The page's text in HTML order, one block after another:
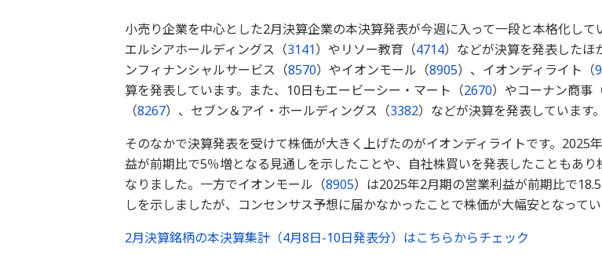
小売り企業を中心とした2月決算企業の本決算発表が今週に入って一段と本格化して
エルシアホールディングス（3141）やリソー教育（4714）などが決算を発表したほ
ンフィナンシャルサービス（8570）やイオンモール（8905）、イオンディライト（
算を発表しています。また、10日もエービーシー・マート（2670）やコーナン商事
（8267）、セブン＆アイ・ホールディングス（3382）などが決算を発表しています。
そのなかで決算発表を受けて株価が大きく上げたのがイオンディライトです。2025
益が前期比で5％増となる見通しを示したことや、自社株買いを発表したこともあり
なりました。一方でイオンモール（8905）は2025年2月期の営業利益が前期比で
しを示しましたが、コンセンサス予想に届かなかったことで株価が大幅安となってい
2月決算銘柄の本決算集計（4月8日-10日発表分）はこちらからチェック